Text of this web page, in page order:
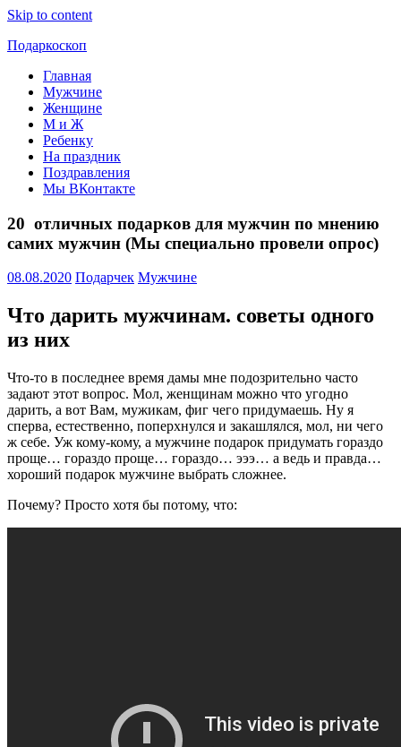
Skip to content
Подаркоскоп
Поможем
выбрать
подарить
Главная
Мужчине
Женщине
М и Ж
Ребенку
На праздник
Поздравления
Мы ВКонтакте
20 отличных подарков для мужчин по мнению
самих мужчин (Мы специально провели опрос)
08.08.2020 Подарчек Мужчине
Что дарить мужчинам. советы одного
из них
Что-то в последнее время дамы мне подозрительно часто
задают этот вопрос. Мол, женщинам можно что угодно
дарить, а вот Вам, мужикам, фиг чего придумаешь. Ну я
сперва, естественно, поперхнулся и закашлялся, мол, ни чего
ж себе. Уж кому-кому, а мужчине подарок придумать гораздо
проще… гораздо проще… гораздо… эээ… а ведь и правда…
хороший подарок мужчине выбрать сложнее.
Почему? Просто хотя бы потому, что: